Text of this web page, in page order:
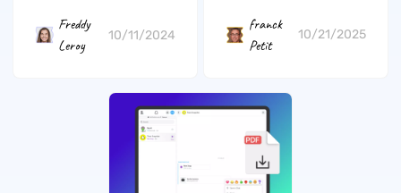
Freddy
Leroy
10/11/2024
franck
Petit
10/21/2025